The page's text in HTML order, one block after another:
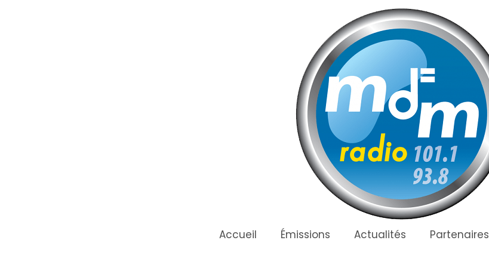
Accueil Émissions Actualités Partenaires